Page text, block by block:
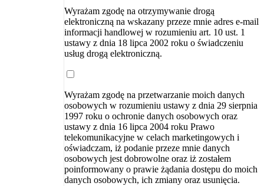
Wyrażam zgodę na otrzymywanie drogą
elektroniczną na wskazany przeze mnie adres e-mail
informacji handlowej w rozumieniu art. 10 ust. 1
ustawy z dnia 18 lipca 2002 roku o świadczeniu
usług drogą elektroniczną.
Wyrażam zgodę na przetwarzanie moich danych
osobowych w rozumieniu ustawy z dnia 29 sierpnia
1997 roku o ochronie danych osobowych oraz
ustawy z dnia 16 lipca 2004 roku Prawo
telekomunikacyjne w celach marketingowych i
oświadczam, iż podanie przeze mnie danych
osobowych jest dobrowolne oraz iż zostałem
poinformowany o prawie żądania dostępu do moich
danych osobowych, ich zmiany oraz usunięcia.